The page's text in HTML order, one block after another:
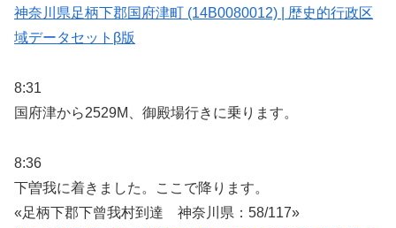
神奈川県足柄下郡国府津町 (14B0080012) | 歴史的行政区
域データセットβ版
8:31
国府津から2529M、御殿場行きに乗ります。
8:36
下曽我に着きました。ここで降ります。
«足柄下郡下曾我村到達 神奈川県：58/117»